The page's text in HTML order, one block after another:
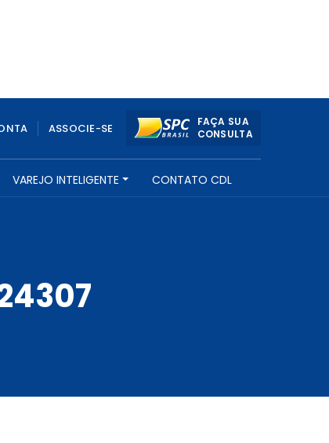
ASSOCIE-SE
FAÇA SUA
CONSULTA
VAREJO INTELIGENTE CONTATO CDL